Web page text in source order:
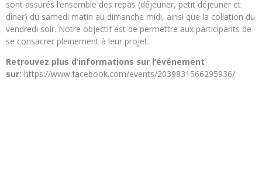
sont assurés l’ensemble des repas (déjeuner, petit déjeuner et
dîner) du samedi matin au dimanche midi, ainsi que la collation du
vendredi soir. Notre objectif est de permettre aux participants de
se consacrer pleinement à leur projet.
Retrouvez plus d’informations sur l’événement
sur: https://www.facebook.com/events/2039831566295936/